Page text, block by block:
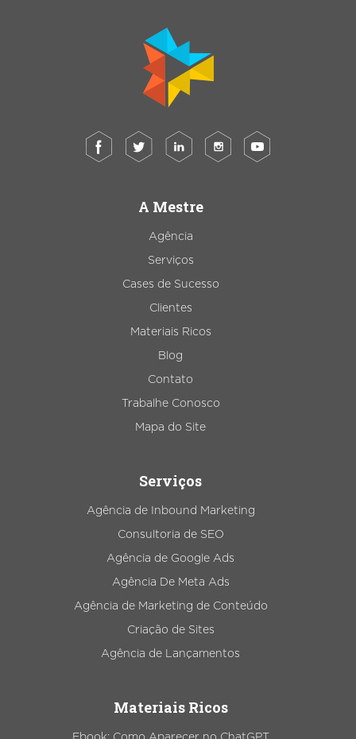
A Mestre
Agência
Serviços
Cases de Sucesso
Clientes
Materiais Ricos
Blog
Contato
Trabalhe Conosco
Mapa do Site
Serviços
Agência de Inbound Marketing
Consultoria de SEO
Agência de Google Ads
Agência De Meta Ads
Agência de Marketing de Conteúdo
Criação de Sites
Agência de Lançamentos
Materiais Ricos